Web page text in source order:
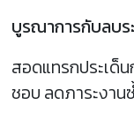
บูรณาการกับลบร
สอดแทรกประเด็
ชอบ ลดภาระงาน